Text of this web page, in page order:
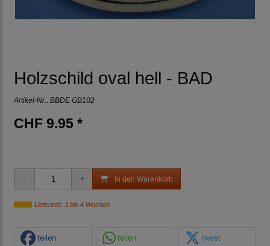
Holzschild oval hell - BAD
Artikel-Nr.: BBDE GB102
CHF 9.95 *
in den Warenkorb
Lieferzeit: 3 bis 4 Wochen
teilen teilen tweet